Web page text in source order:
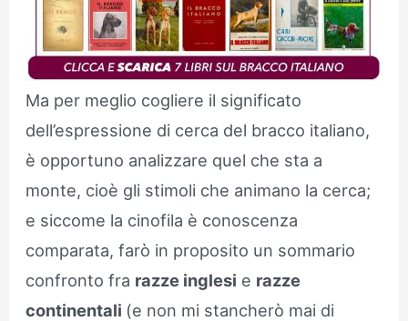
Ma per meglio cogliere il significato
dell’espressione di cerca del bracco italiano,
è opportuno analizzare quel che sta a
monte, cioè gli stimoli che animano la cerca;
e siccome la cinofila è conoscenza
comparata, farò in proposito un sommario
confronto fra razze inglesi e razze
continentali (e non mi stancherò mai di